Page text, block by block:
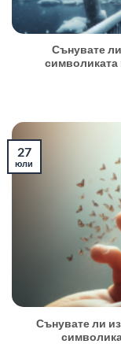
Сънувате
символиката
Сънувате ли
27
юли